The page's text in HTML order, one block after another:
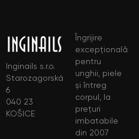
Inginails s.r.o.
Starozagorská
6
040 23
KOŠICE
Îngrijire
excepțională
pentru
unghii, piele
și întreg
corpul, la
prețuri
imbatabile
din 2007